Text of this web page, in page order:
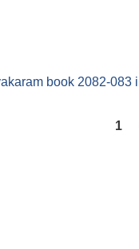
book 2082-083
1